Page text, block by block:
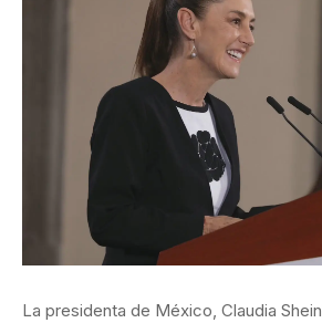
La presidenta de México, Claudia